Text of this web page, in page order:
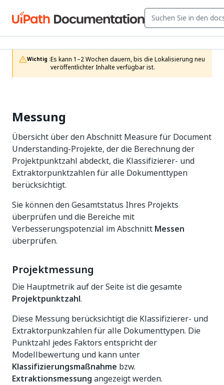
Wichtig :Es kann 1–2 Wochen dauern, bis die Lokalisierung neu
veröffentlichter Inhalte verfügbar ist.
Messung
Übersicht über den Abschnitt Measure für Document
Understanding-Projekte, der die Berechnung der
Projektpunktzahl abdeckt, die Klassifizierer- und
Extraktorpunktzahlen für alle Dokumenttypen
berücksichtigt.
Sie können den Gesamtstatus Ihres Projekts
überprüfen und die Bereiche mit
Verbesserungspotenzial im Abschnitt Messen
überprüfen.
Projektmessung
Die Hauptmetrik auf der Seite ist die gesamte
Projektpunktzahl.
Diese Messung berücksichtigt die Klassifizierer- und
Extraktorpunkzahlen für alle Dokumenttypen. Die
Punktzahl jedes Faktors entspricht der
Modellbewertung und kann unter
Klassifizierungsmaßnahme bzw.
Extraktionsmessung angezeigt werden.